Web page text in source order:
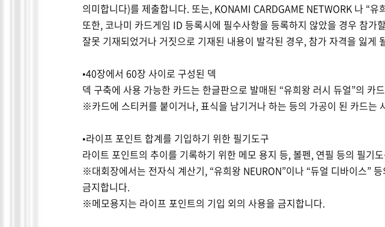
의미합니다)를 제출합니다. 또는, KONAMI CARDGAME NETWORK 나 “유
또한, 코나미 카드게임 ID 등록시에 필수사항을 등록하지 않았을 경우 참가
잘못 기재되었거나 거짓으로 기재된 내용이 발각된 경우, 참가 자격을 잃게
•40장에서 60장 사이로 구성된 덱
덱 구축에 사용 가능한 카드는 한글판으로 발매된 “유희왕 러시 듀얼”의 카
※카드에 스티커를 붙이거나,표식을 남기거나 하는 등의 가공이 된 카드는
•라이프 포인트 합계를 기입하기 위한 필기도구
라이트 포인트의 추이를 기록하기 위한 메모 용지 등,볼펜, 연필 등의 필기
※대회장에서는 전자식 계산기, “유희왕 NEURON”이나 “듀얼 디바이스”
금지합니다.
※메모용지는 라이프 포인트의 기입 외의 사용을 금지합니다.